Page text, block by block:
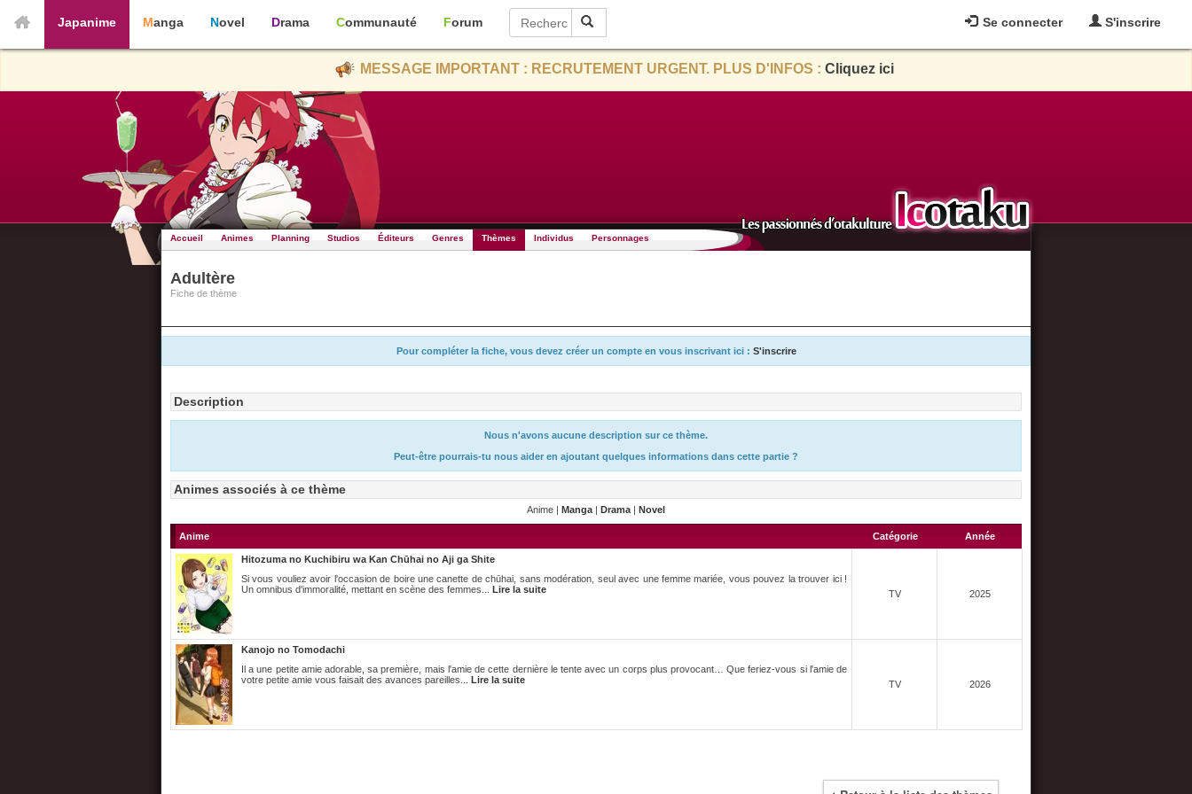
Se connecter S'inscrire
Japanime Manga Novel Drama Communauté Forum
MESSAGE IMPORTANT : RECRUTEMENT URGENT. PLUS D'INFOS : Cliquez ici
Accueil Animes Planning Studios Éditeurs Genres Thèmes Individus Personnages
Adultère
Fiche de thème
Pour compléter la fiche, vous devez créer un compte en vous inscrivant ici : S'inscrire
Description
Nous n'avons aucune description sur ce thème.
Peut-être pourrais-tu nous aider en ajoutant quelques informations dans cette partie ?
Animes associés à ce thème
Anime | Manga | Drama | Novel
Anime Catégorie Année
Hitozuma no Kuchibiru wa Kan Chūhai no Aji ga Shite
Si vous vouliez avoir l'occasion de boire une canette de chūhai, sans modération, seul avec une femme mariée, vous pouvez la trouver ici !
Un omnibus d'immoralité, mettant en scène des femmes... Lire la suite TV 2025
Kanojo no Tomodachi
Il a une petite amie adorable, sa première, mais l'amie de cette dernière le tente avec un corps plus provocant… Que feriez-vous si l'amie de
votre petite amie vous faisait des avances pareilles... Lire la suite TV 2026